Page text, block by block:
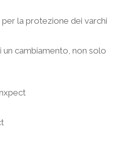
la protezione dei varchi
cambiamento, non solo